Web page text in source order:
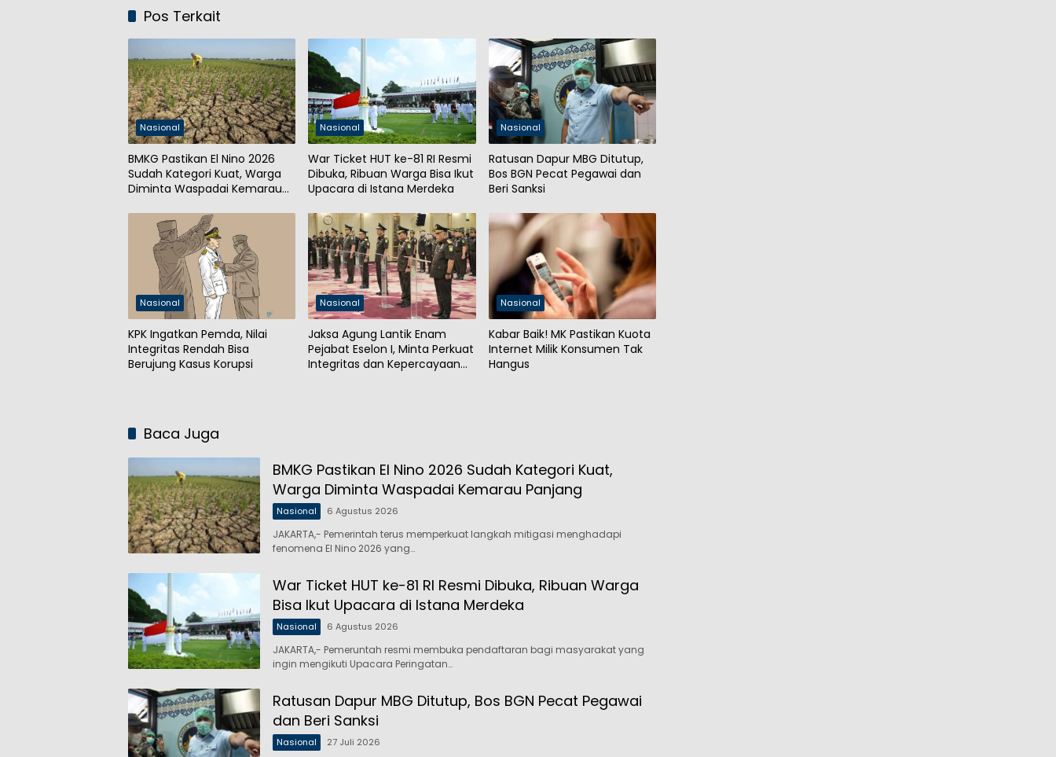
Pos Terkait
Nasional
BMKG Pastikan El Nino 2026
Sudah Kategori Kuat, Warga
Diminta Waspadai Kemarau
Nasional
War Ticket HUT ke-81 RI Resmi
Dibuka, Ribuan Warga Bisa Ikut
Upacara di Istana Merdeka
Nasional
Ratusan Dapur MBG Ditutup,
Bos BGN Pecat Pegawai dan
Beri Sanksi
Nasional
KPK Ingatkan Pemda, Nilai
Integritas Rendah Bisa
Berujung Kasus Korupsi
Nasional
Jaksa Agung Lantik Enam
Pejabat Eselon I, Minta Perkuat
Integritas dan Kepercayaan
Nasional
Kabar Baik! MK Pastikan Kuota
Internet Milik Konsumen Tak
Hangus
Baca Juga
BMKG Pastikan El Nino 2026 Sudah Kategori Kuat,
Warga Diminta Waspadai Kemarau Panjang
Nasional 6 Agustus 2026
JAKARTA,- Pemerintah terus memperkuat langkah mitigasi menghadapi
fenomena El Nino 2026 yang…
War Ticket HUT ke-81 RI Resmi Dibuka, Ribuan Warga
Bisa Ikut Upacara di Istana Merdeka
Nasional 6 Agustus 2026
JAKARTA,- Pemeruntah resmi membuka pendaftaran bagi masyarakat yang
ingin mengikuti Upacara Peringatan…
Ratusan Dapur MBG Ditutup, Bos BGN Pecat Pegawai
dan Beri Sanksi
Nasional 27 Juli 2026